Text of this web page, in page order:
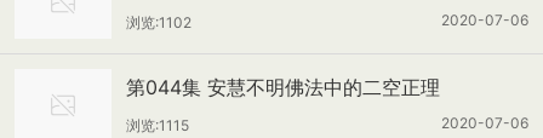
2020-07-06
浏览:1102
第044集 安慧不明佛法中的二空正理
2020-07-06
浏览:1115